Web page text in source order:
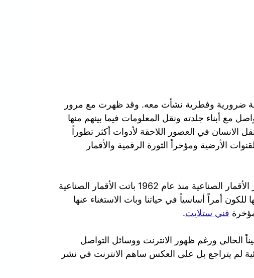
ضرورية وفطرية نشأت معه. وقد ظهرت مع مرور
مع أبناء جلدته ونقل المعلومات فيما بينهم منها
الانسان في العصور اللاحقة لأدوات أكثر تطوراً
الأرضية ومؤخراً الثورة الرقمية والأقمار
في عصرنا الحالي ومنذ ان تم بث أول إشارة عبر الأقمار الصناعية منذ عام 1962 باتت الأقمار الصناعية
أمراً أساسياً في حياتنا وبات الاستغناء عنها
فني ستلايت.
الحالي ورغم ظهور الانترنت ووسائل التواصل
لم يتراجع بل على العكس ساهم الانترنت في نشر